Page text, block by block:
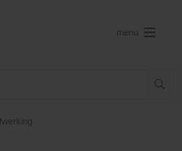
menu